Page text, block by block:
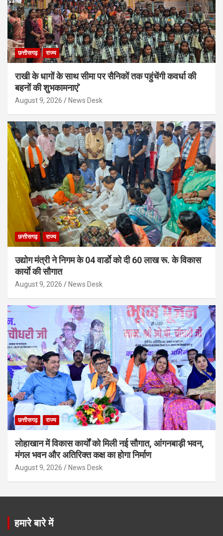
छत्तीसगढ़ राज्य
राखी के धागों के साथ सीमा पर सैनिकों तक पहुंचेंगी कवर्धा की
बहनों की शुभकामनाएं’
August 9, 2026 News Desk
छत्तीसगढ़ राज्य
उद्योग मंत्री ने निगम के 04 वार्डाे को दी 60 लाख रू. के विकास
कार्याे की सौगात
August 9, 2026 News Desk
छत्तीसगढ़ राज्य
लोहाखान में विकास कार्यों को मिली नई सौगात, आंगनबाड़ी भवन,
मंगल भवन और अतिरिक्त कक्ष का होगा निर्माण
August 9, 2026 News Desk
हमारे बारे में